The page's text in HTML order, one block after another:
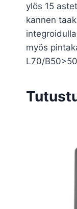
ylös 15
kannen
myös
L70/